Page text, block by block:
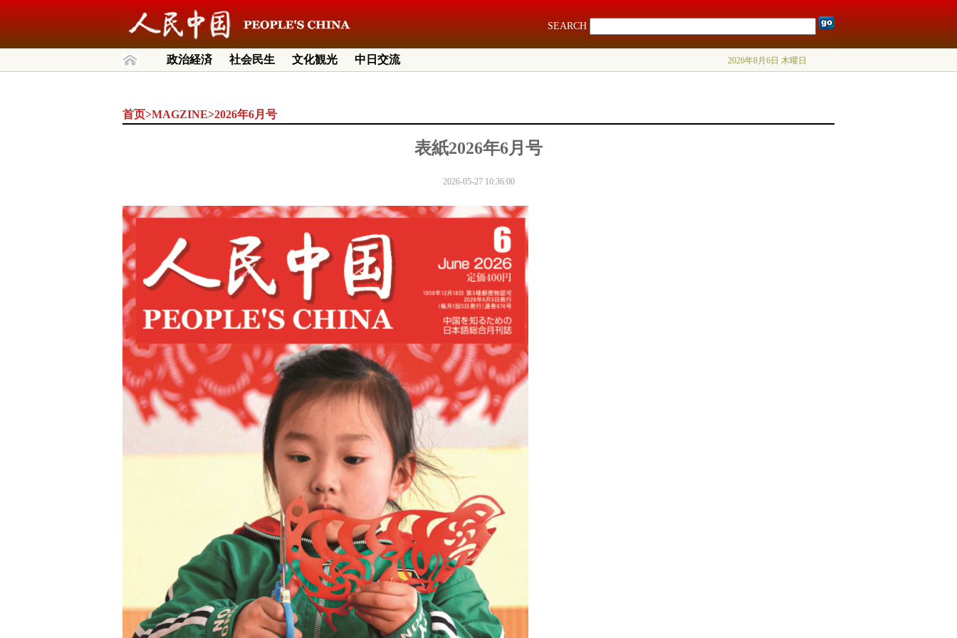
SEARCH
政治経済 社会民生 文化観光 中日交流 2026年8月6日 木曜日
首页>MAGZINE>2026年6月号
表紙2026年6月号
2026-05-27 10:36:00